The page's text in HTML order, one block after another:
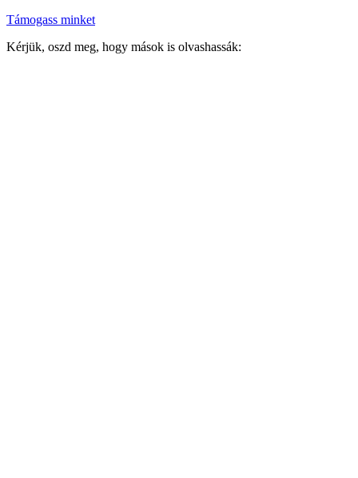
Támogass minket
Kérjük, oszd meg, hogy mások is olvashassák: